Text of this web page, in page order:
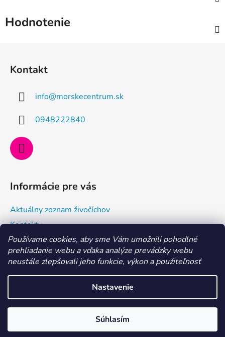
Používame cookies, aby sme Vám umožnili pohodlné
prehliadanie webu a vďaka analýze prevádzky webu
neustále zlepšovali jeho funkcie, výkon a použiteľnosť
Nastavenie
Súhlasím
MILÍ AKVARISTI, aktuálne je dovolenka 29. 7. - 6. 8. 2026.
Hodnotenie
Kontakt
info@morskecentrum.sk
0948222840
Informácie pre vás
Aktuálny zoznam živočíchov
Kontakty
Doprava a ako nakupovať
Všeobecné obchodné podmienky a dodacie podmienky
Vytvoril Shoptet
Morské centrum Eshop
vyhradené.Upraviť nastavenie cookies